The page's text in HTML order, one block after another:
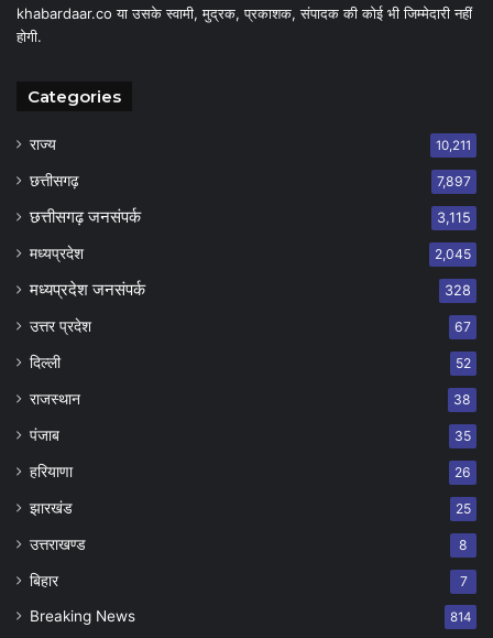
khabardaar.co या उसके स्वामी, मुद्रक, प्रकाशक, संपादक की कोई भी जिम्मेदारी नहीं
होगी.
Categories
राज्य 10,211
छत्तीसगढ़ 7,897
छत्तीसगढ़ जनसंपर्क 3,115
मध्यप्रदेश 2,045
मध्यप्रदेश जनसंपर्क 328
उत्तर प्रदेश 67
दिल्ली 52
राजस्थान 38
पंजाब 35
हरियाणा 26
झारखंड 25
उत्तराखण्ड 8
बिहार 7
Breaking News 814